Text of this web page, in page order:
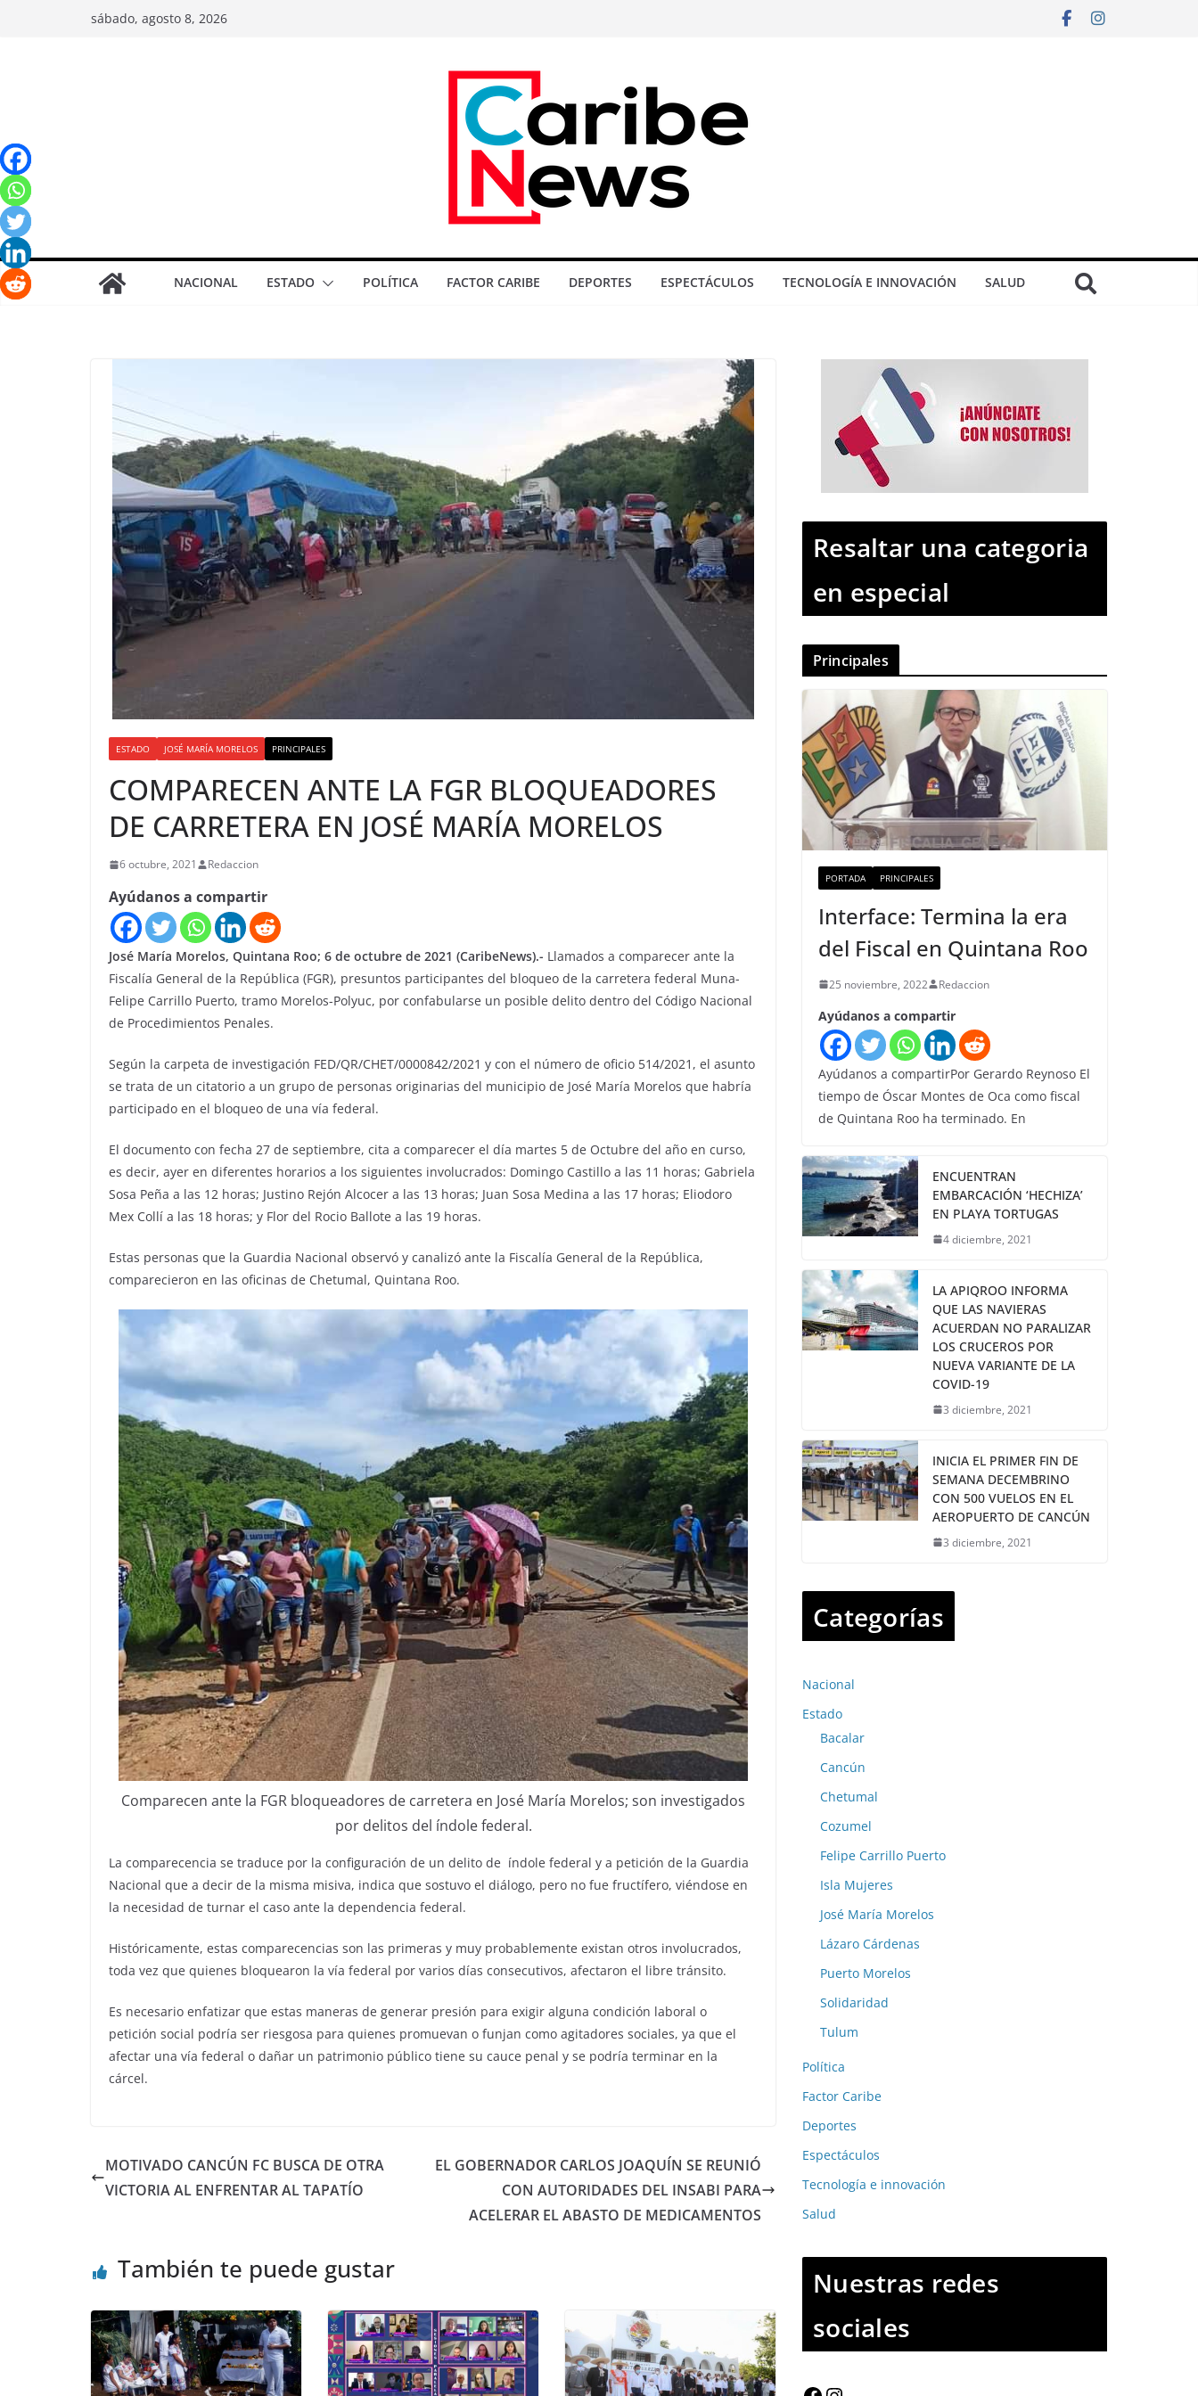
sábado, agosto 8, 2026
NACIONAL ESTADO POLÍTICA FACTOR CARIBE DEPORTES ESPECTÁCULOS TECNOLOGÍA E INNOVACIÓN SALUD
ESTADO JOSÉ MARÍA MORELOS PRINCIPALES
COMPARECEN ANTE LA FGR BLOQUEADORES
DE CARRETERA EN JOSÉ MARÍA MORELOS
6 octubre, 2021 Redaccion
Ayúdanos a compartir
José María Morelos, Quintana Roo; 6 de octubre de 2021 (CaribeNews).- Llamados a comparecer ante la
Fiscalía General de la República (FGR), presuntos participantes del bloqueo de la carretera federal Muna-
Felipe Carrillo Puerto, tramo Morelos-Polyuc, por confabularse un posible delito dentro del Código Nacional
de Procedimientos Penales.
Según la carpeta de investigación FED/QR/CHET/0000842/2021 y con el número de oficio 514/2021, el asunto
se trata de un citatorio a un grupo de personas originarias del municipio de José María Morelos que habría
participado en el bloqueo de una vía federal.
El documento con fecha 27 de septiembre, cita a comparecer el día martes 5 de Octubre del año en curso,
es decir, ayer en diferentes horarios a los siguientes involucrados: Domingo Castillo a las 11 horas; Gabriela
Sosa Peña a las 12 horas; Justino Rejón Alcocer a las 13 horas; Juan Sosa Medina a las 17 horas; Eliodoro
Mex Collí a las 18 horas; y Flor del Rocio Ballote a las 19 horas.
Estas personas que la Guardia Nacional observó y canalizó ante la Fiscalía General de la República,
comparecieron en las oficinas de Chetumal, Quintana Roo.
Comparecen ante la FGR bloqueadores de carretera en José María Morelos; son investigados
por delitos del índole federal.
La comparecencia se traduce por la configuración de un delito de índole federal y a petición de la Guardia
Nacional que a decir de la misma misiva, indica que sostuvo el diálogo, pero no fue fructífero, viéndose en
la necesidad de turnar el caso ante la dependencia federal.
Históricamente, estas comparecencias son las primeras y muy probablemente existan otros involucrados,
toda vez que quienes bloquearon la vía federal por varios días consecutivos, afectaron el libre tránsito.
Es necesario enfatizar que estas maneras de generar presión para exigir alguna condición laboral o
petición social podría ser riesgosa para quienes promuevan o funjan como agitadores sociales, ya que el
afectar una vía federal o dañar un patrimonio público tiene su cauce penal y se podría terminar en la
cárcel.
MOTIVADO CANCÚN FC BUSCA DE OTRA
VICTORIA AL ENFRENTAR AL TAPATÍO
EL GOBERNADOR CARLOS JOAQUÍN SE REUNIÓ
CON AUTORIDADES DEL INSABI PARA
ACELERAR EL ABASTO DE MEDICAMENTOS
También te puede gustar
Resaltar una categoria
en especial
Principales
PORTADA PRINCIPALES
Interface: Termina la era
del Fiscal en Quintana Roo
25 noviembre, 2022 Redaccion
Ayúdanos a compartir
Ayúdanos a compartirPor Gerardo Reynoso El
tiempo de Óscar Montes de Oca como fiscal
de Quintana Roo ha terminado. En
ENCUENTRAN
EMBARCACIÓN ‘HECHIZA’
EN PLAYA TORTUGAS
4 diciembre, 2021
LA APIQROO INFORMA
QUE LAS NAVIERAS
ACUERDAN NO PARALIZAR
LOS CRUCEROS POR
NUEVA VARIANTE DE LA
COVID-19
3 diciembre, 2021
INICIA EL PRIMER FIN DE
SEMANA DECEMBRINO
CON 500 VUELOS EN EL
AEROPUERTO DE CANCÚN
3 diciembre, 2021
Categorías
Nacional
Estado
Bacalar
Cancún
Chetumal
Cozumel
Felipe Carrillo Puerto
Isla Mujeres
José María Morelos
Lázaro Cárdenas
Puerto Morelos
Solidaridad
Tulum
Política
Factor Caribe
Deportes
Espectáculos
Tecnología e innovación
Salud
Nuestras redes
sociales